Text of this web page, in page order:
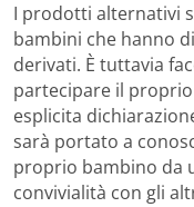
I prodotti alternativi
bambini che hanno
derivati. È tuttavia
partecipare il
esplicita
sarà portato a
proprio bambino da
convivialità con gli